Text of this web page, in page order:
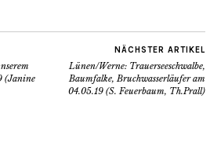
(Janine
NÄCHSTER ARTIKEL
Lünen/Werne: Trauerseeschwalbe,
Baumfalke, Bruchwasserläufer am
04.05.19 (S. Feuerbaum, Th.Prall)